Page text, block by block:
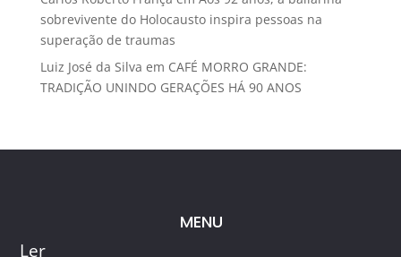
sobrevivente do Holocausto inspira pessoas na
superação de traumas
Luiz José da Silva em CAFÉ MORRO GRANDE:
TRADIÇÃO UNINDO GERAÇÕES HÁ 90 ANOS
MENU
Ler